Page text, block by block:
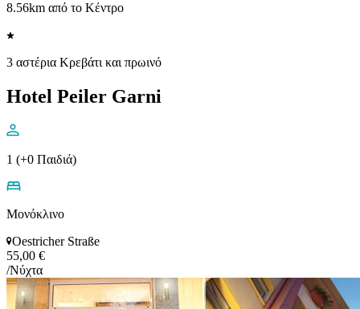
8.56km από το Κέντρο
3 αστέρια Κρεβάτι και πρωινό
Hotel Peiler Garni
1 (+0 Παιδιά)
Μονόκλινο
Oestricher Straße
55,00 €
/Νύχτα